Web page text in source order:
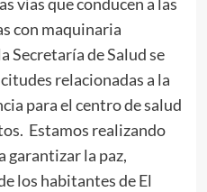
con maquinaria
Secretaría de Salud se
relacionadas a la
para el centro de salud
Estamos realizando
garantizar la paz,
los habitantes de El